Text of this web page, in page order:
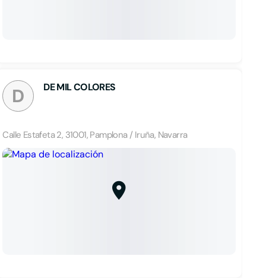
D DE MIL COLORES
Calle Estafeta 2, 31001, Pamplona / Iruña, Navarra